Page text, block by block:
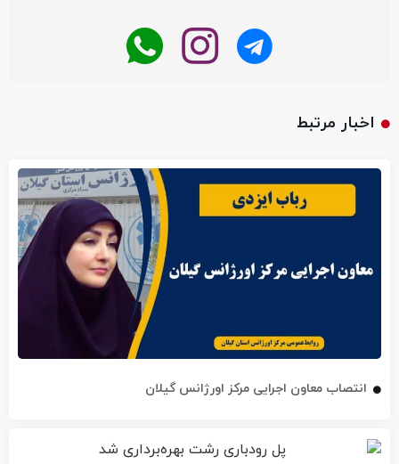
انتصاب معاون اجرایی مرکز اورژانس گیلان
پل رودباری رشت بهره‌برداری شد